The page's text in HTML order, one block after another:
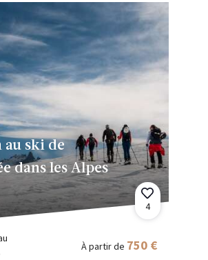
ski de
dans les Alpes
4
À partir de 750 €